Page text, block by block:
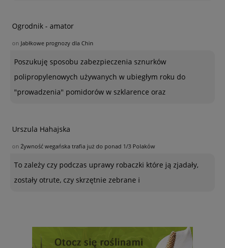
Ogrodnik - amator
on Jabłkowe prognozy dla Chin
Poszukuję sposobu zabezpieczenia sznurków
polipropylenowych używanych w ubiegłym roku do
"prowadzenia" pomidorów w szklarence oraz
Urszula Hahajska
on Żywność wegańska trafia już do ponad 1/3 Polaków
To zależy czy podczas uprawy robaczki które ją zjadały,
zostały otrute, czy skrzętnie zebrane i